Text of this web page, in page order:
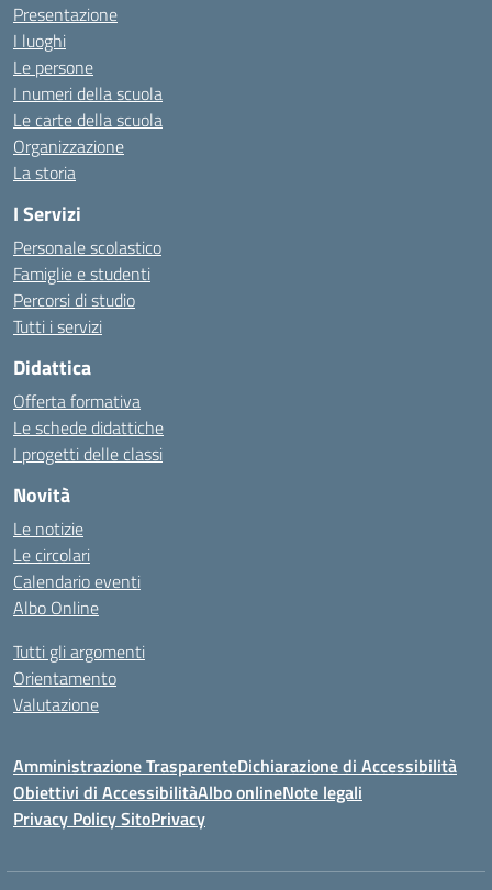
Presentazione
I luoghi
Le persone
I numeri della scuola
Le carte della scuola
Organizzazione
La storia
I Servizi
Personale scolastico
Famiglie e studenti
Percorsi di studio
Tutti i servizi
Didattica
Offerta formativa
Le schede didattiche
I progetti delle classi
Novità
Le notizie
Le circolari
Calendario eventi
Albo Online
Tutti gli argomenti
Orientamento
Valutazione
Amministrazione TrasparenteDichiarazione di Accessibilità
Obiettivi di AccessibilitàAlbo onlineNote legali
Privacy Policy SitoPrivacy